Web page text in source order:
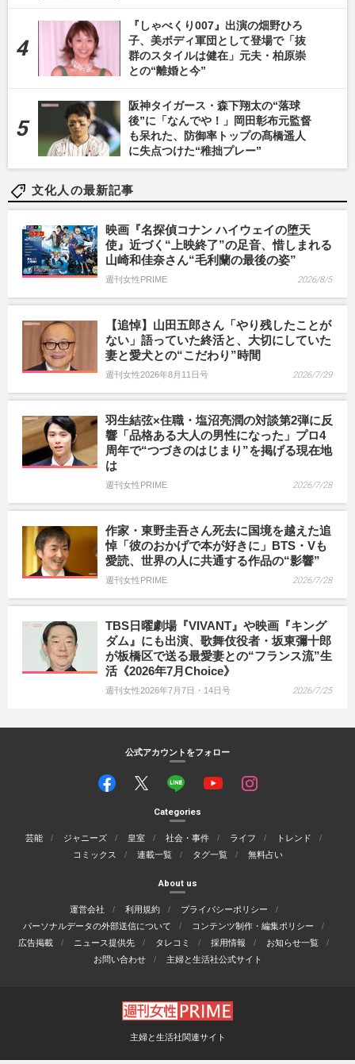
『しゃべくり007』出演の畑野ひろ
子、美ボディ軍団として登場で「抜
群のスタイルは健在」元夫・柏原崇
との“離婚と今”
阪神タイガース・森下翔太の“落球
後”に「なんでや！」岡田彰布元監督
も呆れた、防御率トップの髙橋遥人
に失点つけた“稚拙プレー”
文化人の最新記事
映画『名探偵コナン ハイウェイの堕天
使』近づく“上映終了”の足音、惜しまれる
山崎和佳奈さん“毛利蘭の最後の姿”
週刊女性PRIME 2026/8/5
【追悼】山田五郎さん「やり残したことが
ない」語っていた終活と、大切にしていた
妻と愛犬との“こだわり”時間
週刊女性2026年8月11日号 2026/7/29
羽生結弦×住職・塩沼亮潤の対談第2弾に反
響「品格ある大人の男性になった」プロ4
周年で“つづきのはじまり”を掲げる現在地
は
週刊女性PRIME 2026/7/28
作家・東野圭吾さん死去に国境を越えた追
悼「彼のおかげで本が好きに」BTS・Vも
愛読、世界の人に共通する作品の“影響”
週刊女性PRIME 2026/7/28
TBS日曜劇場『VIVANT』や映画『キング
ダム』にも出演、歌舞伎役者・坂東彌十郎
が板橋区で送る最愛妻との“フランス流”生
活《2026年7月Choice》
週刊女性2026年7月7日・14日号 2026/7/25
公式アカウントをフォロー
Categories
芸能 ジャニーズ 皇室 社会・事件 ライフ
トレンド
コミックス
連載一覧 タグ一覧 無料占い
About us
運営会社 利用規約
プライバシーポリシー
パーソナルデータの外部送信について
コンテンツ制作・編集ポリシー
広告掲載
ニュース提供先 タレコミ 採用情報
お知らせ一覧
お問い合わせ
主婦と生活社公式サイト
主婦と生活社関連サイト